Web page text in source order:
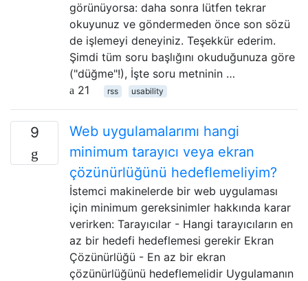
görünüyorsa: daha sonra lütfen tekrar
okuyunuz ve göndermeden önce son sözü
de işlemeyi deneyiniz. Teşekkür ederim.
Şimdi tüm soru başlığını okuduğunuza göre
("düğme"!), İşte soru metninin …
21
rss usability
9
Web uygulamalarımı hangi
minimum tarayıcı veya ekran
çözünürlüğünü hedeflemeliyim?
İstemci makinelerde bir web uygulaması
için minimum gereksinimler hakkında karar
verirken: Tarayıcılar - Hangi tarayıcıların en
az bir hedefi hedeflemesi gerekir Ekran
Çözünürlüğü - En az bir ekran
çözünürlüğünü hedeflemelidir Uygulamanın